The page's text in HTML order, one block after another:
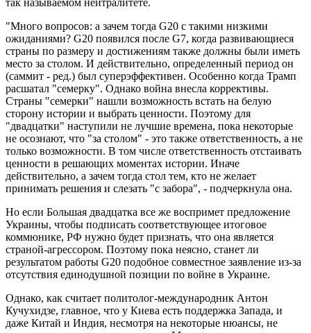
"Много вопросов: а зачем тогда G20 с такими низкими
ожиданиями? G20 появился после G7, когда развивающиеся
страны по размеру и достижениям также должны были иметь
место за столом. И действительно, определенный период он
(саммит - ред.) был суперэффективен. Особенно когда Трамп
расшатал "семерку". Однако война внесла коррективы.
Страны "семерки" нашли возможность встать на белую
сторону истории и выбрать ценности. Поэтому для
"двадцатки" наступили не лучшие времена, пока некоторые
не осознают, что "за столом" - это также ответственность, а не
только возможности. В том числе ответственность отстаивать
ценности в решающих моментах истории. Иначе
действительно, а зачем тогда стол тем, кто не желает
принимать решения и слезать "с забора", - подчеркнула она.
Но если Большая двадцатка все же воспримет предложение
Украины, чтобы подписать соответствующее итоговое
коммюнике, РФ нужно будет признать, что она является
страной-агрессором. Поэтому пока неясно, станет ли
результатом работы G20 подобное совместное заявление из-за
отсутствия единодушной позиции по войне в Украине.
Однако, как считает политолог-международник Антон
Кучухидзе, главное, что у Киева есть поддержка Запада, и
даже Китай и Индия, несмотря на некоторые нюансы, не